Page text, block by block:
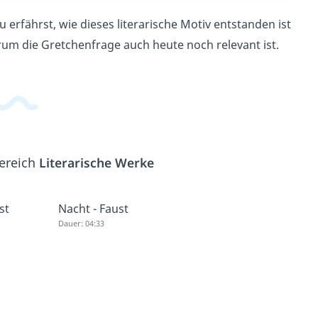
erfährst, wie dieses literarische Motiv entstanden ist
die Gretchenfrage auch heute noch relevant ist.
Literarische Werke
Nacht - Faust
Dauer: 04:33